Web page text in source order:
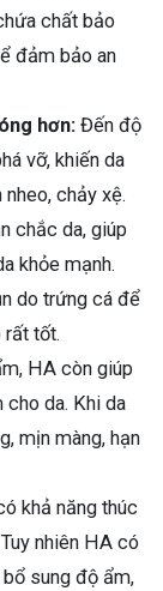
chất bảo
đảm bảo an
hơn: Đến độ
vỡ, khiến da
chảy xệ.
chắc da, giúp
khỏe mạnh.
do trứng cá để
rất tốt.
HA còn giúp
da. Khi da
mịn màng, hạn
khả năng thúc
nhiên HA có
sung độ ẩm,